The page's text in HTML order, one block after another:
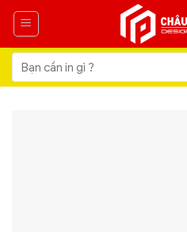
Skip
content
Tìm
kiếm: